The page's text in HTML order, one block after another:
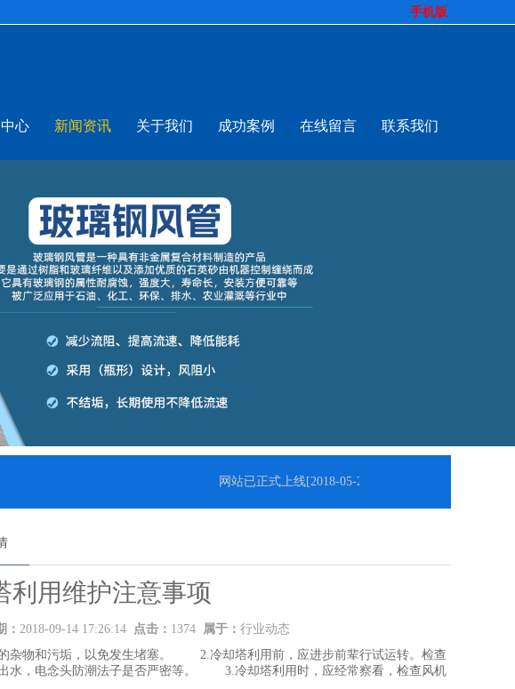
手机版
心 新闻资讯 关于我们 成功案例 在线留言 联系我们
网站已正式上线[2018-05-23]
利用维护注意事项
： 2018-09-14 17:26:14 点击： 1374 属于： 行业动态
杂物和污垢，以免发生堵塞。 2.冷却塔利用前，应进步前辈行试运转。检查
水，电念头防潮法子是否严密等。 3.冷却塔利用时，应经常察看，检查风机